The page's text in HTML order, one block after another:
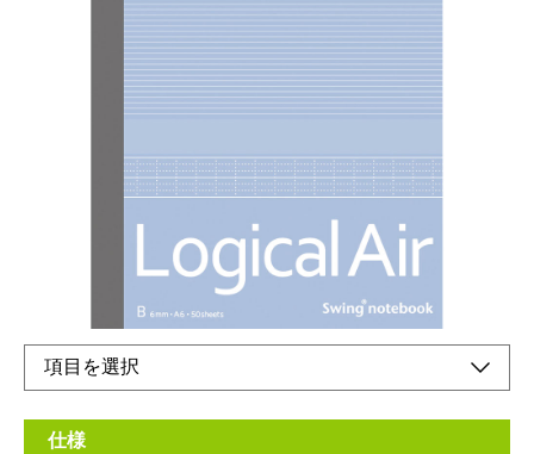
ふんわり軽いノートです。
メーカー希望小売価格：
+ 税
定番のB5サイズやA6〜A4サイズまで、目的別に同デザインで揃
オンラインショップ
仕様